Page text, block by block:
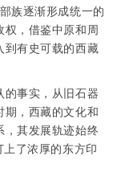
族逐渐形成统一的
，借鉴中原和周
到有史可载的西藏
事实，从旧石器
期，西藏的文化和
，其发展轨迹始终
上了浓厚的东方印